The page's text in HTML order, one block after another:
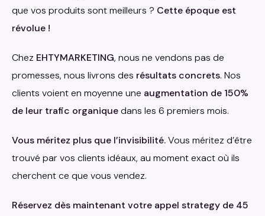
que vos produits sont meilleurs ? Cette époque est
révolue !
Chez EHTYMARKETING, nous ne vendons pas de
promesses, nous livrons des résultats concrets. Nos
clients voient en moyenne une augmentation de 150%
de leur trafic organiquedans les 6 premiers mois.
Vous méritez plus que l’invisibilité.Vous méritez d’être
trouvé par vos clients idéaux, au moment exact où ils
cherchent ce que vous vendez.
Réservez dès maintenant votre appel strategy de 45